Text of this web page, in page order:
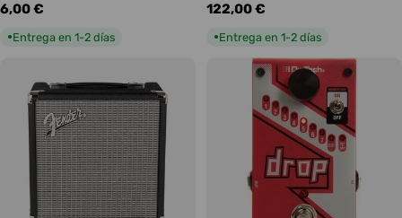
Precio
6,00 €
●Entrega en 1-2 días
Precio
122,00 €
●Entrega en 1-2 días